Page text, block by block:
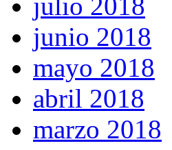
julio 2018
junio 2018
mayo 2018
abril 2018
marzo 2018